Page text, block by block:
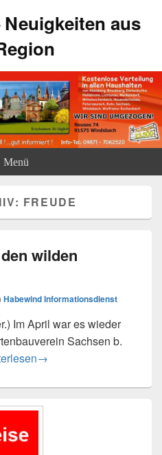
aus
Menü
FREUDE
wilden
Habewind Informationsdienst
Im April war es wieder
Sachsen b.
Freude bei den wilden
→